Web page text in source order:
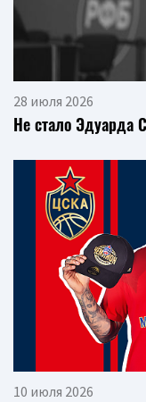
28 июля 2026
Не стало Эдуарда
10 июля 2026